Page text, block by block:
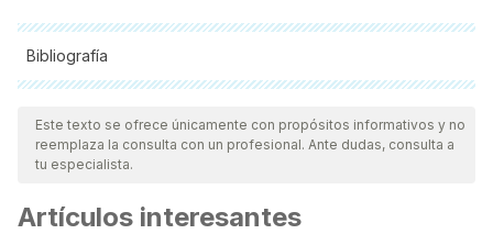
Bibliografía
Todas las fuentes citadas fueron revisadas a profundidad por
nuestro equipo, para asegurar su calidad, confiabilidad,
vigencia y validez.La bibliografía de este artículo fue
científica.
Este texto se ofrece únicamente con propósitos informativos y no
reemplaza la consulta con un profesional. Ante dudas, consulta a
tu especialista.
Artículos interesantes